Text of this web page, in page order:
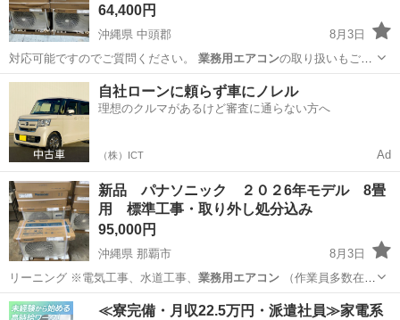
64,400円
沖縄県 中頭郡
8月3日
対応可能ですのでご質問ください。 業務用エアコンの取り扱いもござ
いますので、気にな…
沖縄 中頭郡 季節、空調家電 ヤモリ
自社ローンに頼らず車にノレル
理想のクルマがあるけど審査に通らない方へ
（株）ICT Ad
新品 パナソニック ２０２6年モデル 8畳
用 標準工事・取り外し処分込み
95,000円
沖縄県 那覇市
8月3日
リーニング ※電気工事、水道工事、 業務用エアコン（作業員多数在籍
しておりますが…
沖縄 那覇市 季節、空調家電 空調設備
≪寮完備・月収22.5万円・派遣社員≫家電系